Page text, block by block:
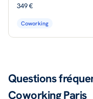
349 €
Coworking
Questions
Coworking Paris